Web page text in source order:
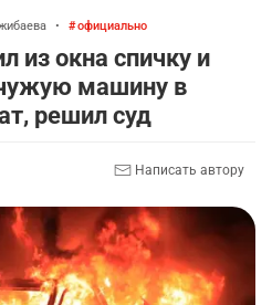
• официально
из окна спичку и
машину в
решил суд
Написать автору